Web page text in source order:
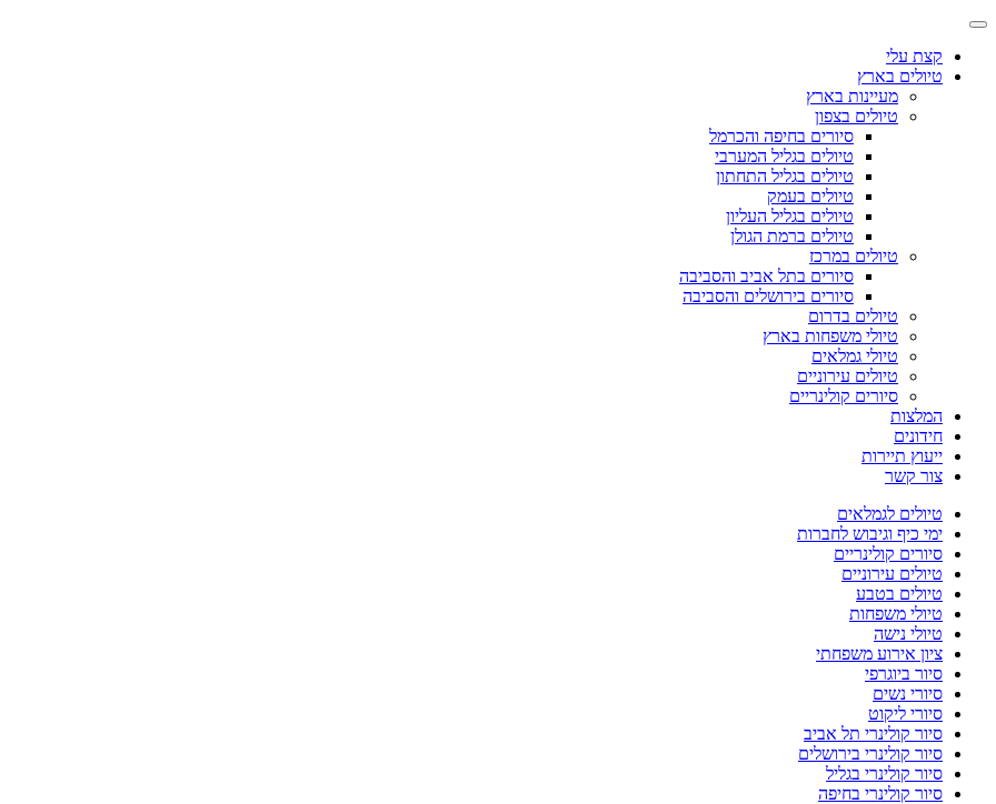
קצת עלי
טיולים בארץ
מעיינות בארץ
טיולים בצפון
סיורים בחיפה והכרמל
טיולים בגליל המערבי
טיולים בגליל התחתון
טיולים בעמק
טיולים בגליל העליון
טיולים ברמת הגולן
טיולים במרכז
סיורים בתל אביב והסביבה
סיורים בירושלים והסביבה
טיולים בדרום
טיולי משפחות בארץ
טיולי גמלאים
טיולים עירוניים
סיורים קולינריים
המלצות
חידונים
ייעוץ תיירות
צור קשר
טיולים לגמלאים
ימי כיף וגיבוש לחברות
סיורים קולינריים
טיולים עירוניים
טיולים בטבע
טיולי משפחות
טיולי נישה
ציון אירוע משפחתי
סיור ביוגרפי
סיורי נשים
סיורי ליקוט
סיור קולינרי תל אביב
סיור קולינרי בירושלים
סיור קולינרי בגליל
סיור קולינרי בחיפה